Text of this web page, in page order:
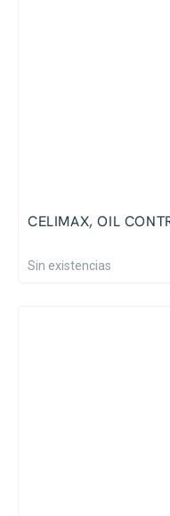
CELIMAX, OIL
Sin existencias